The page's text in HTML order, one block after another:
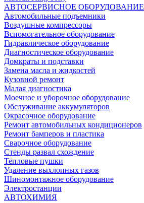
АВТОСЕРВИСНОЕ ОБОРУДОВАНИЕ
Автомобильные подъемники
Воздушные компрессоры
Вспомогательное оборудование
Гидравлическое оборудование
Диагностическое оборудование
Домкраты и подставки
Замена масла и жидкостей
Кузовной ремонт
Малая диагностика
Моечное и уборочное оборудование
Обслуживание аккумуляторов
Окрасочное оборудование
Ремонт автомобильных кондиционеров
Ремонт бамперов и пластика
Сварочное оборудование
Стенды развал схождение
Тепловые пушки
Удаление выхлопных газов
Шиномонтажное оборудование
Электростанции
АВТОХИМИЯ